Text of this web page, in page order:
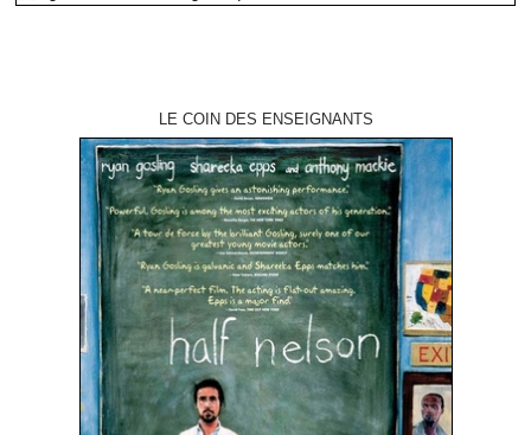
LE COIN DES ENSEIGNANTS